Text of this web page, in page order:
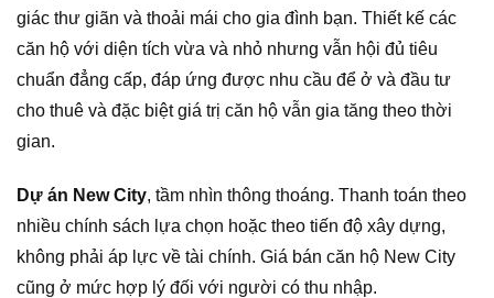
giác thư giãn và thoải mái cho gia đình bạn. Thiết kế các
căn hộ với diện tích vừa và nhỏ nhưng vẫn hội đủ tiêu
chuẩn đẳng cấp, đáp ứng được nhu cầu để ở và đầu tư
cho thuê và đặc biệt giá trị căn hộ vẫn gia tăng theo thời
gian.
Dự án New City, tầm nhìn thông thoáng. Thanh toán theo
nhiều chính sách lựa chọn hoặc theo tiến độ xây dựng,
không phải áp lực về tài chính. Giá bán căn hộ New City
cũng ở mức hợp lý đối với người có thu nhập.